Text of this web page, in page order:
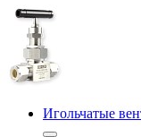
Игольчатые